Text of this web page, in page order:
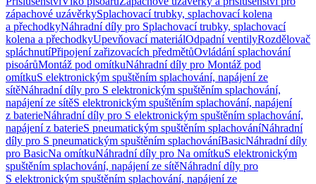
zápachové uzávěrkySplachovací trubky, splachovací kolena
a přechodkyNáhradní díly pro Splachovací trubky, splachovací
kolena a přechodkyUpevňovací materiálOdpadní ventilyRozdělovač
spláchnutíPřipojení zařizovacích předmětůOvládání splachování
pisoárůMontáž pod omítkuNáhradní díly pro Montáž pod
omítkuS elektronickým spuštěním splachování, napájení ze
sítěNáhradní díly pro S elektronickým spuštěním splachování,
napájení ze sítěS elektronickým spuštěním splachování, napájení
z baterieNáhradní díly pro S elektronickým spuštěním splachování,
napájení z baterieS pneumatickým spuštěním splachováníNáhradní
díly pro S pneumatickým spuštěním splachováníBasicNáhradní díly
pro BasicNa omítkuNáhradní díly pro Na omítkuS elektronickým
spuštěním splachování, napájení ze sítěNáhradní díly pro
S elektronickým spuštěním splachování, napájení ze